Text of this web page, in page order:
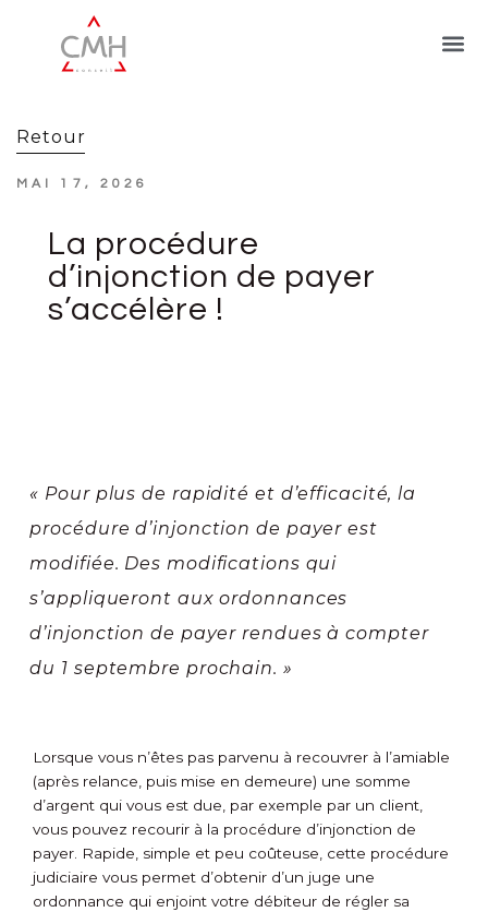
Retour
MAI 17, 2026
La procédure
d’injonction de payer
s’accélère !
« Pour plus de rapidité et d’efficacité, la
procédure d’injonction de payer est
modifiée. Des modifications qui
s’appliqueront aux ordonnances
d’injonction de payer rendues à compter
du 1 septembre prochain. »
Lorsque vous n’êtes pas parvenu à recouvrer à l’amiable
(après relance, puis mise en demeure) une somme
d’argent qui vous est due, par exemple par un client,
vous pouvez recourir à la procédure d’injonction de
payer. Rapide, simple et peu coûteuse, cette procédure
judiciaire vous permet d’obtenir d’un juge une
ordonnance qui enjoint votre débiteur de régler sa